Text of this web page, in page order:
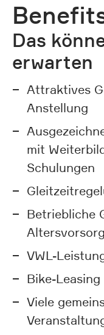
Das
erwarten
Attraktives
Anstellung
mit
Schulungen
Betriebliche
VWL-
Bike-Leasing
Viele